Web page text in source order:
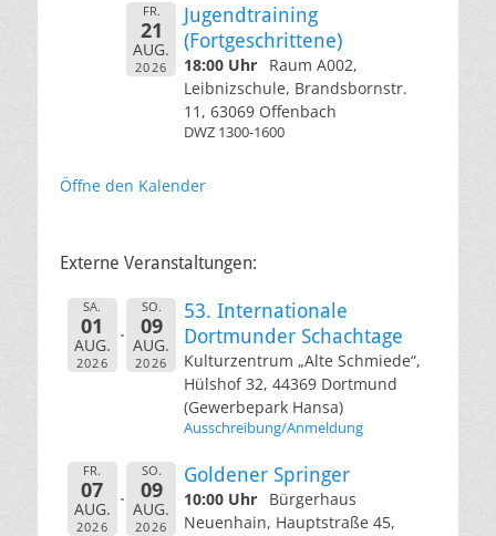
FR.
21
AUG.
2026
Jugendtraining
(Fortgeschrittene)
18:00 Uhr
Raum A002,
Leibnizschule, Brandsbornstr.
11, 63069 Offenbach
DWZ 1300-1600
Öffne den Kalender
Externe Veranstaltungen:
SA.
01
AUG.
2026
SO.
09
AUG.
2026
53. Internationale
Dortmunder Schachtage
Kulturzentrum „Alte Schmiede“,
Hülshof 32, 44369 Dortmund
(Gewerbepark Hansa)
Ausschreibung/Anmeldung
FR.
07
AUG.
2026
SO.
09
AUG.
2026
Goldener Springer
10:00 Uhr
Bürgerhaus
Neuenhain, Hauptstraße 45,